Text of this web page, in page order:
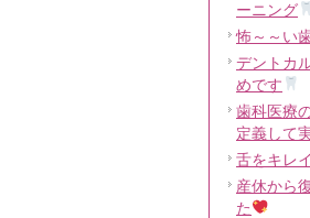
ーニング
怖～～い
デントカ
めです
歯科医療
定義して
舌をキレ
産休から
た